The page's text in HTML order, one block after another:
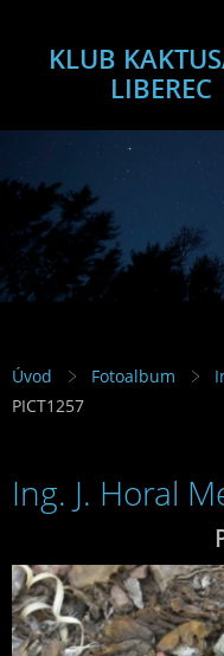
KLUB
LIBEREC
Úvod Fotoalbum
PICT1257
Ing. J. Horal